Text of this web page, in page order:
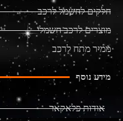
חלקים לחשמל לרכב
מוצרים לרכב חשמלי
ממיר מתח לרכב
מידע נוסף
אודות פלאקאר